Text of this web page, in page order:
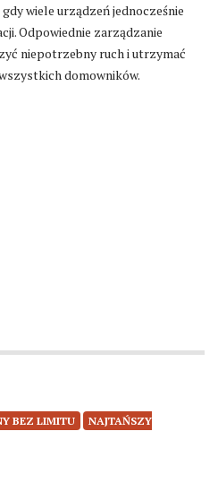
wiele urządzeń jednocześnie
Odpowiednie zarządzanie
niepotrzebny ruch i utrzymać
domowników.
BEZ LIMITU
NAJTAŃSZY